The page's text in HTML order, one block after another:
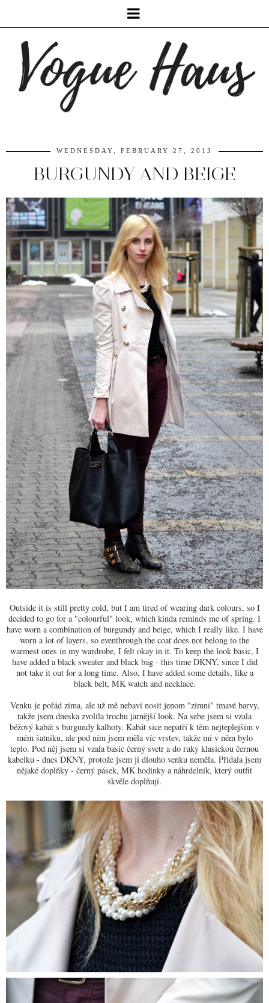
WEDNESDAY, FEBRUARY 27, 2013
BURGUNDY AND BEIGE
Outside it is still pretty cold, but I am tired of wearing dark colours, so I
decided to go for a "colourful" look, which kinda reminds me of spring. I
have worn a combination of burgundy and beige, which I really like. I have
worn a lot of layers, so eventhrough the coat does not belong to the
warmest ones in my wardrobe, I felt okay in it. To keep the look basic, I
have added a black sweater and black bag - this time DKNY, since I did
not take it out for a long time. Also, I have added some details, like a
black belt, MK watch and necklace.
Venku je pořád zima, ale už mě nebaví nosit jenom "zimní" tmavé barvy,
takže jsem dneska zvolila trochu jarnější look. Na sebe jsem si vzala
béžový kabát s burgundy kalhoty. Kabát sice nepatří k těm nejteplejším v
mém šatníku, ale pod ním jsem měla víc vrstev, takže mi v něm bylo
teplo. Pod něj jsem si vzala basic černý svetr a do ruky klasickou černou
kabelku - dnes DKNY, protože jsem ji dlouho venku neměla. Přidala jsem
nějaké doplňky - černý pásek, MK hodinky a náhrdelník, který outfit
skvěle doplňují.